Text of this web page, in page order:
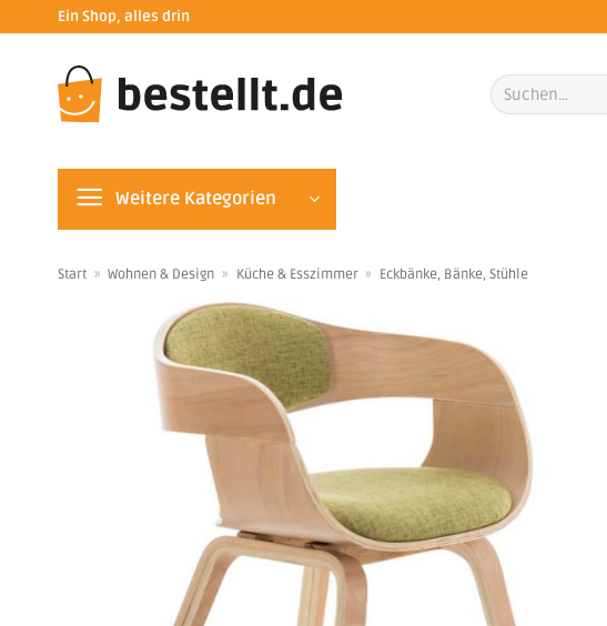
springen
Ein Shop, alles drin
Suchen
nach:
Weitere Kategorien
Start » Wohnen & Design » Küche & Esszimmer » Eckbänke, Bänke, Stühle